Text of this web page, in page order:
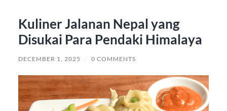
Kuliner Jalanan Nepal yang
Disukai Para Pendaki Himalaya
DECEMBER 1, 2025 / 0 COMMENTS